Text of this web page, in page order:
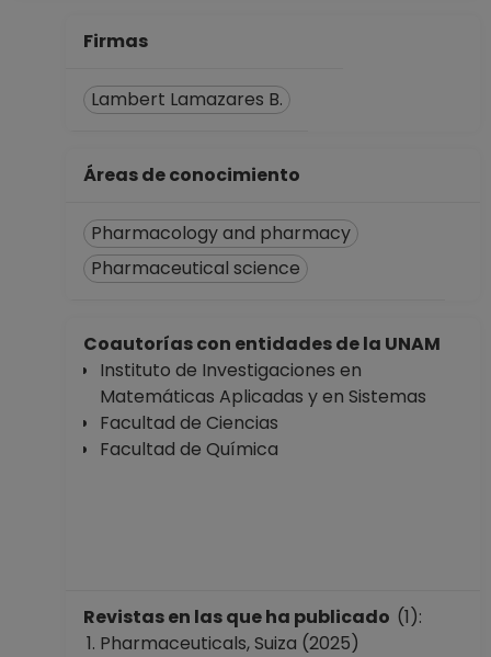
Ciencias
Desde 16-11-2022
Firmas
Lambert Lamazares B.
Áreas de conocimiento
Pharmacology and pharmacy
Pharmaceutical science
Coautorías con entidades de la UNAM
Instituto de Investigaciones en
Matemáticas Aplicadas y en Sistemas
Facultad de Ciencias
Facultad de Química
Revistas en las que ha publicado (1):
Pharmaceuticals, Suiza (2025)